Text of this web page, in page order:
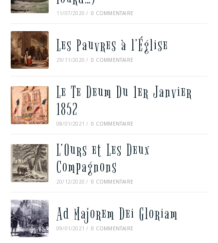
11/07/2020 / 0 COMMENTAIRE
Les Pauvres à l’Église
29/11/2020 / 0 COMMENTAIRE
Le Te Deum Du 1er Janvier
1852
08/01/2021 / 0 COMMENTAIRE
L’Ours et Les Deux
Compagnons
20/12/2020 / 0 COMMENTAIRE
Ad Majorem Dei Gloriam
09/01/2021 / 0 COMMENTAIRE